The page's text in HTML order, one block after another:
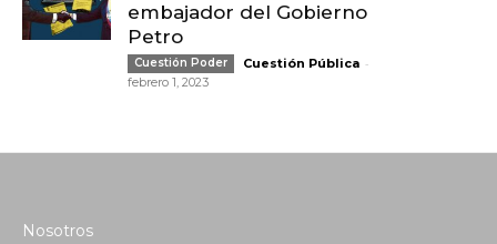
embajador del Gobierno
Petro
Cuestión Poder Cuestión Pública -
febrero 1, 2023
Nosotros